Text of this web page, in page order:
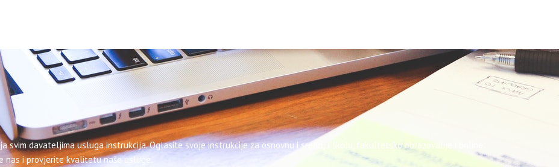
svim davateljima usluga instrukcija. Oglasite svoje instrukcije za osnovnu i srednju školu, fakultetsko obrazovanje i online
nas i provjerite kvalitetu naše usluge.